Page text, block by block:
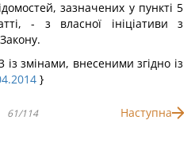
зазначених у пункті 5
- з власної ініціативи з
із змінами, внесеними згідно із
}
61/114 Наступна